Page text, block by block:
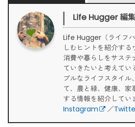
Life Hugger 編
Life Hugger（ライフ
しむヒントを紹介する
消費や暮らしをサステ
ていきたいと考えてい
ブルなライフスタイ
て、農と緑、健康、家
する情報を紹介してい
Instagram
／